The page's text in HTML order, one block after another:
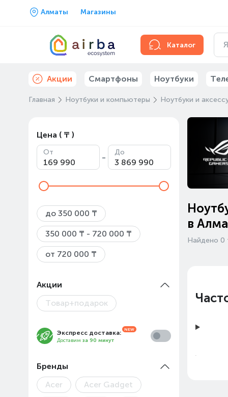
Алматы Магазины
Каталог
Акции Смартфоны Ноутбуки
Главная Ноутбуки и компьютеры Ноутбуки и
Цена ( ₸ )
От - До
до 350 000 ₸
350 000 ₸ - 720 000 ₸
от 720 000 ₸
Акции
Товар+подарок
Экспресс доставка:
Доставим за 90 минут
Бренды
Acer
Acer Gadget
в
Найдено 0